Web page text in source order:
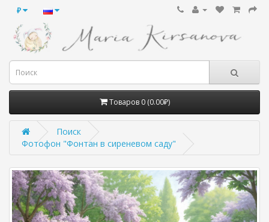
₽
Товаров 0 (0.00₽)
Поиск
Фотофон "Фонтан в сиреневом саду"